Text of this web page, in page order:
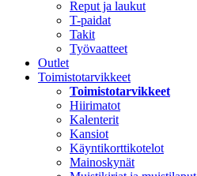
Reput ja laukut
T-paidat
Takit
Työvaatteet
Outlet
Toimistotarvikkeet
Toimistotarvikkeet
Hiirimatot
Kalenterit
Kansiot
Käyntikorttikotelot
Mainoskynät